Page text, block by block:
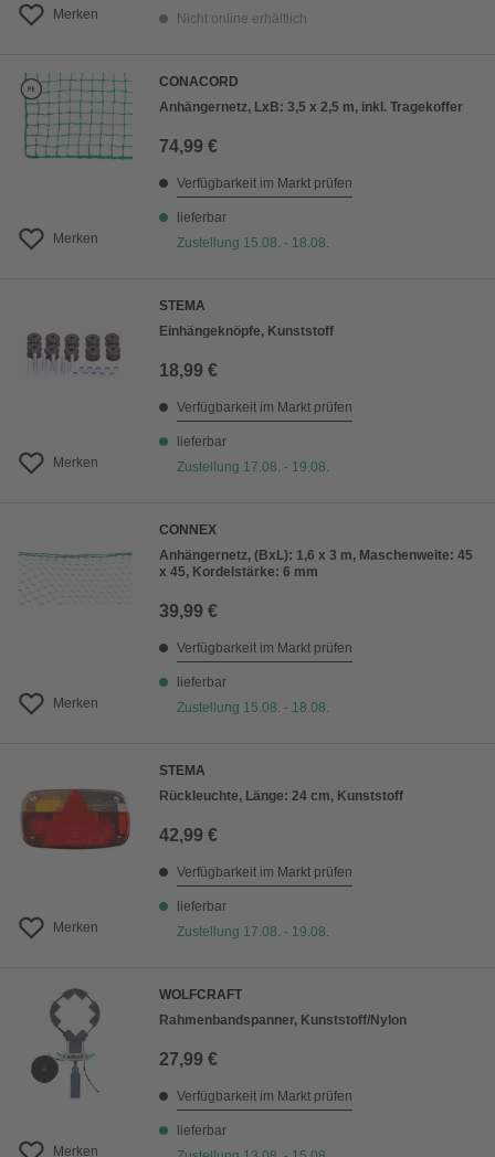
Merken Nicht online erhältlich
Merken
CONACORD
Anhängernetz, LxB: 3,5 x 2,5 m, inkl. Tragekoffer
74,99 €
Verfügbarkeit im Markt prüfen
lieferbar
Zustellung 15.08. - 18.08.
Merken
STEMA
Einhängeknöpfe, Kunststoff
18,99 €
Verfügbarkeit im Markt prüfen
lieferbar
Zustellung 17.08. - 19.08.
Merken
CONNEX
Anhängernetz, (BxL): 1,6 x 3 m, Maschenweite: 45
x 45, Kordelstärke: 6 mm
39,99 €
Verfügbarkeit im Markt prüfen
lieferbar
Zustellung 15.08. - 18.08.
Merken
STEMA
Rückleuchte, Länge: 24 cm, Kunststoff
42,99 €
Verfügbarkeit im Markt prüfen
lieferbar
Zustellung 17.08. - 19.08.
Merken
WOLFCRAFT
Rahmenbandspanner, Kunststoff/Nylon
27,99 €
Verfügbarkeit im Markt prüfen
lieferbar